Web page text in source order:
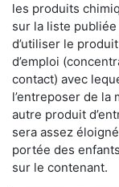
les produits
sur la liste publiée
d’utiliser le
d’emploi
contact) avec
l’entreposer de
autre produit
sera assez
portée des
sur le contenant.